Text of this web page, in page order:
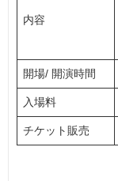
内容
開場/ 開演時間
入場料
チケット販売